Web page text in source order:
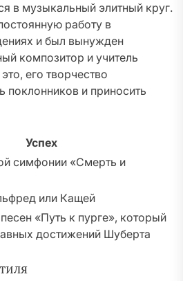
в музыкальный элитный круг.
работу в
и был вынужден
композитор и учитель
его творчество
поклонников и приносить
Успех
симфонии «Смерть и
или Кащей
«Путь к пурге», который
достижений Шуберта